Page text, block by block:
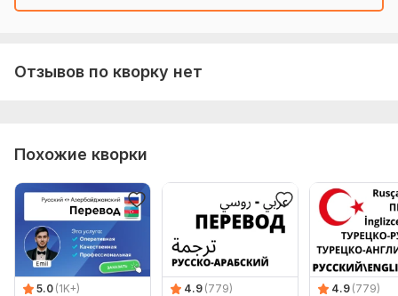
Отзывов по кворку нет
Похожие кворки
5.0 (1K+)
4.9 (779)
4.9 (779)